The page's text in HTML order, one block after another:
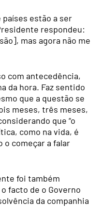
estão a ser
respondeu:
mas agora não me
com antecedência,
da hora. Faz sentido
que a questão se
meses, três meses,
que “o
como na vida, é
o começar a falar
foi também
facto de o Governo
da companhia